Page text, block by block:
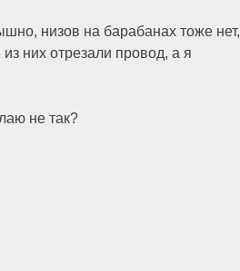
низов на барабанах тоже нет,
них отрезали провод, а я
не так?